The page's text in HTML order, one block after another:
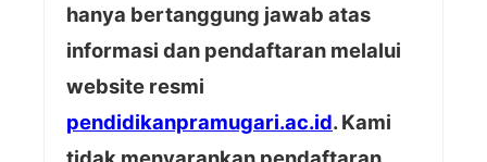
hanya bertanggung jawab atas
informasi dan pendaftaran melalui
website resmi
pendidikanpramugari.ac.id. Kami